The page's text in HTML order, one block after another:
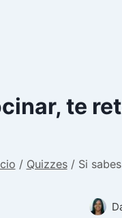
te
/ Quizzes / Si